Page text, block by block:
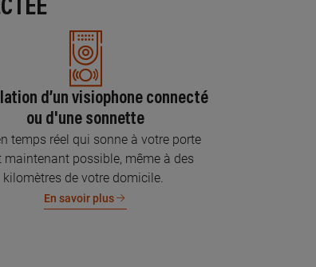
d’un visiophone connecté
ou d'une sonnette
temps réel qui sonne à votre porte
maintenant possible, même à des
kilomètres de votre domicile.
En savoir plus